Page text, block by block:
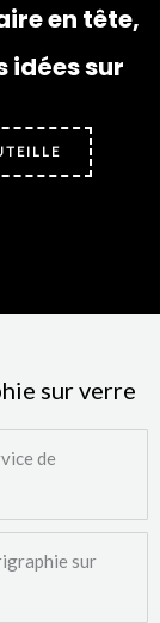
en tête,
idées sur
sur verre
de
sur